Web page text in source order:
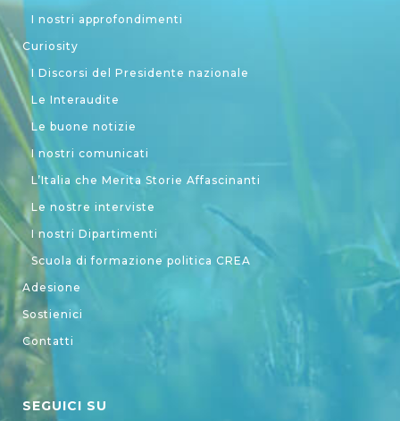
I nostri approfondimenti
Curiosity
I Discorsi del Presidente nazionale
Le Interaudite
Le buone notizie
I nostri comunicati
L’Italia che Merita Storie Affascinanti
Le nostre interviste
I nostri Dipartimenti
Scuola di formazione politica CREA
Adesione
Sostienici
Contatti
SEGUICI SU